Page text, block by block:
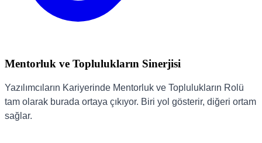
Mentorluk ve Toplulukların Sinerjisi
Yazılımcıların Kariyerinde Mentorluk ve Toplulukların Rolü
tam olarak burada ortaya çıkıyor. Biri yol gösterir, diğeri ortam
sağlar.